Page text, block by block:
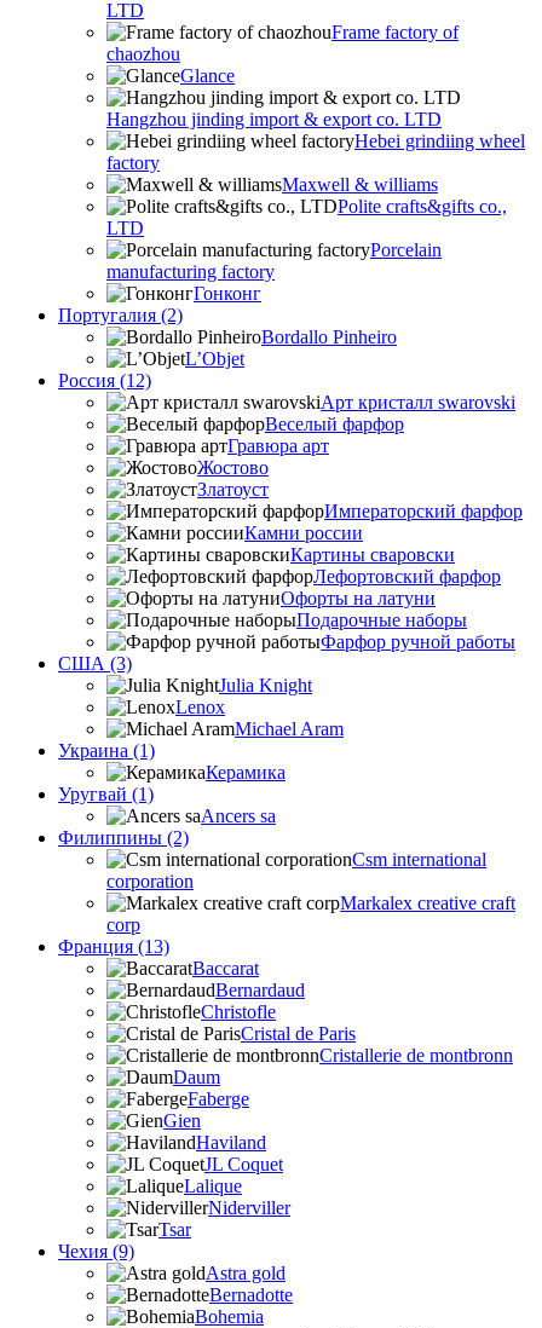
LTD
Frame factory of
chaozhou
Glance
Hangzhou jinding import & export co. LTD
Hebei grindiing wheel
factory
Maxwell & williams
Polite crafts&gifts co.,
LTD
Porcelain
manufacturing factory
Гонконг
Португалия (2)
Bordallo Pinheiro
L’Objet
Россия (12)
Арт кристалл swarovski
Веселый фарфор
Гравюра арт
Жостово
Златоуст
Императорский фарфор
Камни россии
Картины сваровски
Лефортовский фарфор
Офорты на латуни
Подарочные наборы
Фарфор ручной работы
США (3)
Julia Knight
Lenox
Michael Aram
Украина (1)
Керамика
Уругвай (1)
Ancers sa
Филиппины (2)
Csm international
corporation
Markalex creative craft
corp
Франция (13)
Baccarat
Bernardaud
Christofle
Cristal de Paris
Cristallerie de montbronn
Daum
Faberge
Gien
Haviland
JL Coquet
Lalique
Niderviller
Tsar
Чехия (9)
Astra gold
Bernadotte
Bohemia